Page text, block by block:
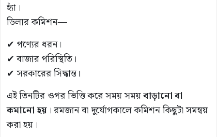
হ্যাঁ।
ডিলার কমিশন—
✔ পণ্যের ধরন।
✔ বাজার পরিস্থিতি।
✔ সরকারের সিদ্ধান্ত।
এই তিনটির ওপর ভিত্তি করে সময় সময়বাড়ানো বা
কমানো হয়। রমজান বা দুর্যোগকালে কমিশন কিছুটা সমন্বয়
করা হয়।